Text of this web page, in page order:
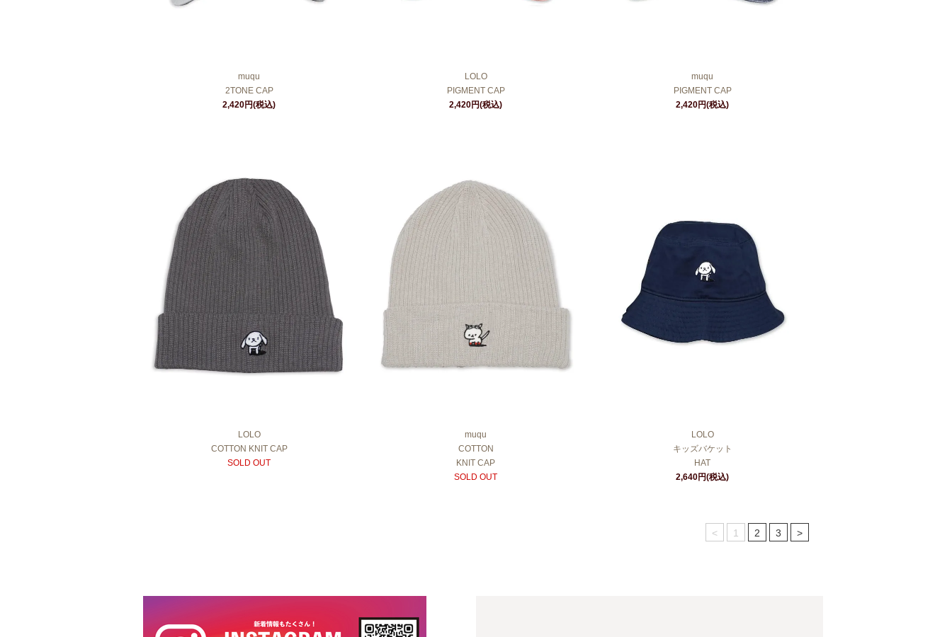
muqu
2TONE CAP
2,420円(税込)
LOLO
PIGMENT CAP
2,420円(税込)
muqu
PIGMENT CAP
2,420円(税込)
LOLO
COTTON KNIT CAP
SOLD OUT
muqu
COTTON
KNIT CAP
SOLD OUT
LOLO
キッズバケット
HAT
2,640円(税込)
< 1 2 3 >